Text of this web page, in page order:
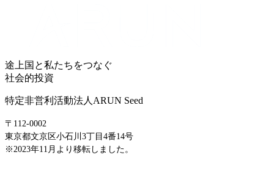
途上国と私たちをつなぐ
社会的投資
特定非営利活動法人ARUN Seed
〒112-0002
東京都文京区小石川3丁目4番14号
※2023年11月より移転しました。